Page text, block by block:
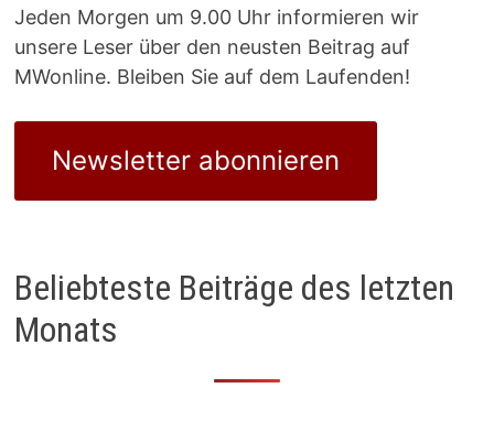
Jeden Morgen um 9.00 Uhr informieren wir
unsere Leser über den neusten Beitrag auf
MWonline. Bleiben Sie auf dem Laufenden!
Newsletter abonnieren
Beliebteste Beiträge des letzten
Monats